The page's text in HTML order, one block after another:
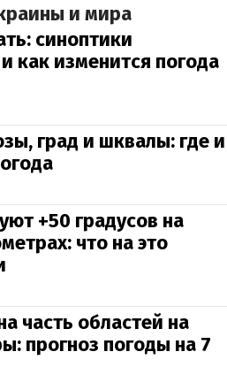
и мира
синоптики
как изменится погода
град и шквалы: где и
+50 градусов на
что на это
часть областей на
прогноз погоды на 7